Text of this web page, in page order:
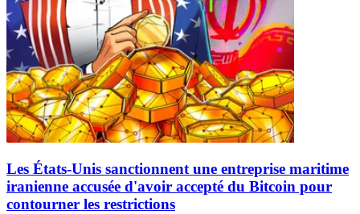
Les États-Unis sanctionnent une entreprise maritime
iranienne accusée d'avoir accepté du Bitcoin pour
contourner les restrictions